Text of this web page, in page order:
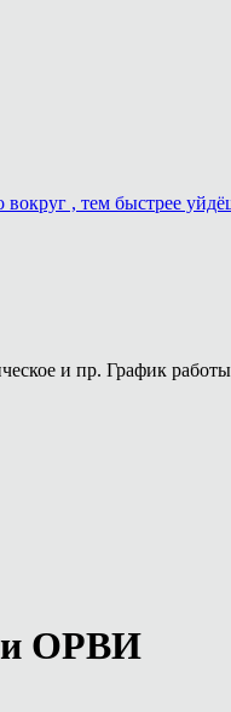
, тем быстрее
и пр. График
ОРВИ